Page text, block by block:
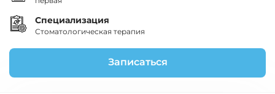
Специализация
Стоматологическая терапия
Записаться